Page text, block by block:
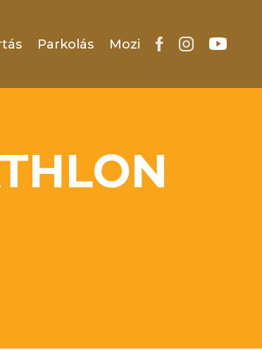
Parkolás Mozi